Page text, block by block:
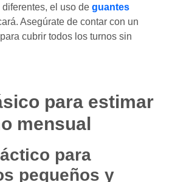
el uso de guantes
Asegúrate de contar con un
cubrir todos los turnos sin
para estimar
mensual
para
pequeños y